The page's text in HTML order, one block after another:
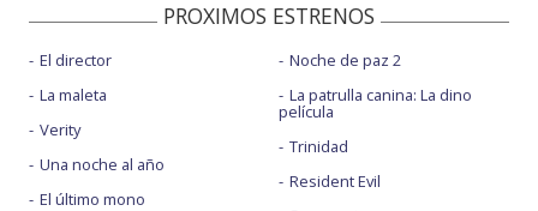
PROXIMOS ESTRENOS
El director
La maleta
Verity
Una noche al año
El último mono
Noche de paz 2
La patrulla canina: La dino
película
Trinidad
Resident Evil